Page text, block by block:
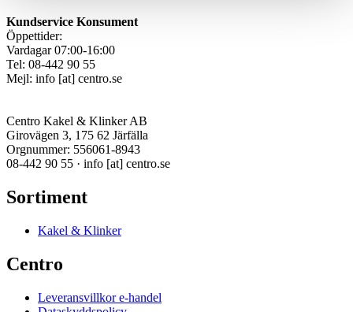
Kundservice Konsument
Öppettider:
Vardagar 07:00-16:00
Tel: 08-442 90 55
Mejl: info [at] centro.se
Centro Kakel & Klinker AB
Girovägen 3, 175 62 Järfälla
Orgnummer: 556061-8943
08-442 90 55 · info [at] centro.se
Sortiment
Kakel & Klinker
Centro
Leveransvillkor e-handel